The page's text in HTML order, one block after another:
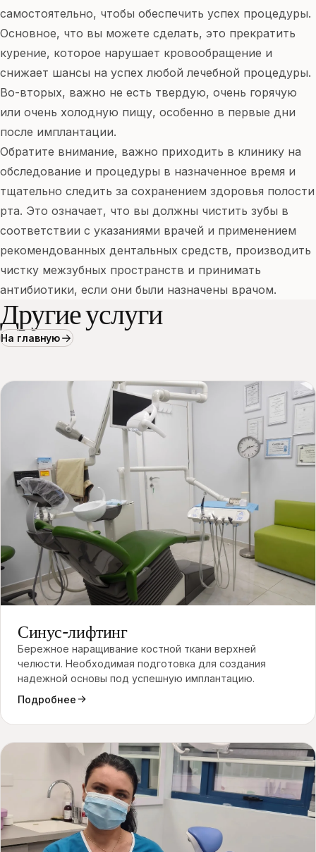
самостоятельно, чтобы обеспечить успех процедуры.
Основное, что вы можете сделать, это прекратить
курение, которое нарушает кровообращение и
снижает шансы на успех любой лечебной процедуры.
Во-вторых, важно не есть твердую, очень горячую
или очень холодную пищу, особенно в первые дни
после имплантации.
Обратите внимание, важно приходить в клинику на
обследование и процедуры в назначенное время и
тщательно следить за сохранением здоровья полости
рта. Это означает, что вы должны чистить зубы в
соответствии с указаниями врачей и применением
рекомендованных дентальных средств, производить
чистку межзубных пространств и принимать
антибиотики, если они были назначены врачом.
Другие услуги
На главную
Синус-лифтинг
Бережное наращивание костной ткани верхней
челюсти. Необходимая подготовка для создания
надежной основы под успешную имплантацию.
Подробнее